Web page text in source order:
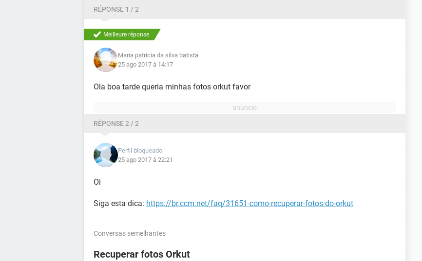
RÉPONSE 1 / 2
Meilleure réponse
Maria patricia da silva batista
25 ago 2017 à 14:17
Ola boa tarde queria minhas fotos orkut favor
RÉPONSE 2 / 2
Perfil bloqueado
25 ago 2017 à 22:21
Oi
Siga esta dica: https://br.ccm.net/faq/31651-como-recuperar-fotos-do-orkut
Conversas semelhantes
Recuperar fotos Orkut